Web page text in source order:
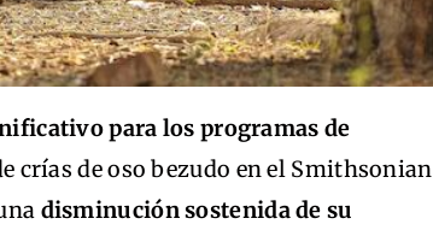
para los programas de
crías de oso bezudo en el Smithsonian
disminución sostenida de su